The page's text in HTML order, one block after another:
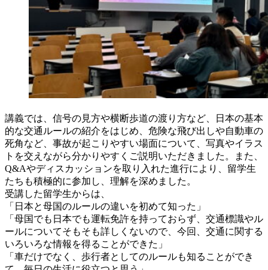
講義では、信号の見方や横断歩道の渡り方など、日本の基本
的な交通ルールの紹介をはじめ、危険な飛び出しや自動車の
死角など、事故が起こりやすい場面について、写真やイラス
トを交えながら分かりやすくご説明いただきました。また、
Q&Aやディスカッションを取り入れた進行により、留学生
たちも積極的に参加し、理解を深めました。
受講した留学生からは、
「日本と母国のルールの違いを初めて知った」
「母国でも日本でも運転免許を持っておらず、交通標識やル
ールについてそもそも詳しくないので、今回、交通に関する
いろいろな情報を得ることができた」
「車だけでなく、歩行者としてのルールも知ることができ